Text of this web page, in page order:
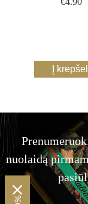
Į
nuolaidą